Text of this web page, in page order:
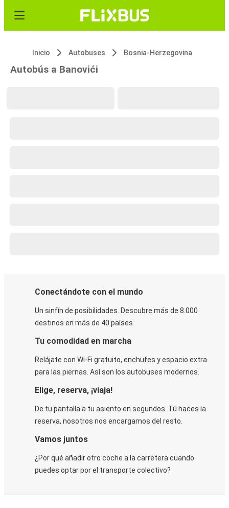
Inicio Autobuses Bosnia-Herzegovina
Autobús a Banovići
Conectándote con el mundo
Un sinfín de posibilidades. Descubre más de 8.000
destinos en más de 40 países.
Tu comodidad en marcha
Relájate con Wi-Fi gratuito, enchufes y espacio extra
para las piernas. Así son los autobuses modernos.
Elige, reserva, ¡viaja!
De tu pantalla a tu asiento en segundos. Tú haces la
reserva, nosotros nos encargamos del resto.
Vamos juntos
¿Por qué añadir otro coche a la carretera cuando
puedes optar por el transporte colectivo?